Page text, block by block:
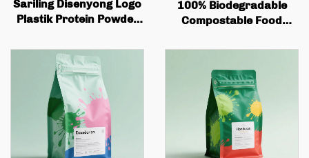
Sariling Disenyong Logo
Plastik Protein Powder
Coffee Bean Packaging
Bag na may Valve at
Zipper
100% Biodegradable
Compostable Food
Stand up Pouch
Square Bottom Bag